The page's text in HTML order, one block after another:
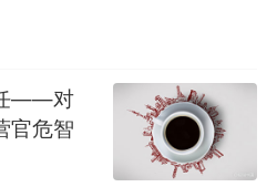
——对
官危智